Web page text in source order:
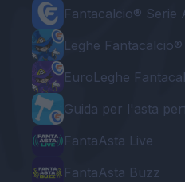
Fantacalcio® Serie
Leghe
EuroLeghe
Guida per l'asta
FantaAsta Live
FantaAsta Buzz